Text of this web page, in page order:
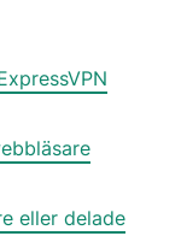
eller delade